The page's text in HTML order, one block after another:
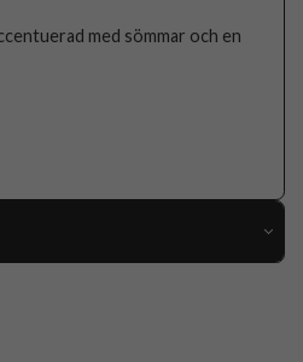
med sömmar och en